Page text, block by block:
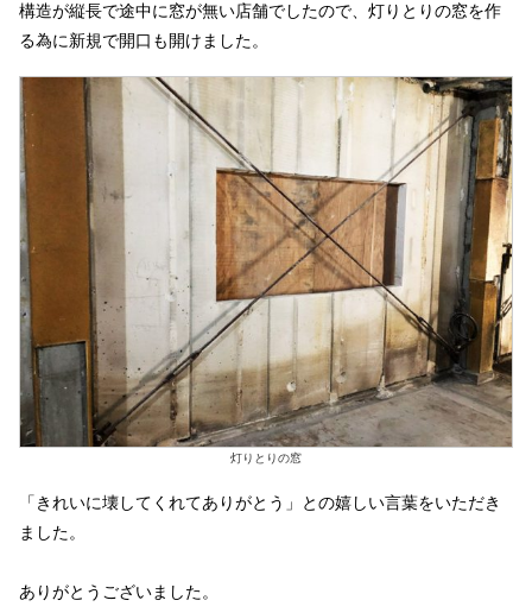
構造が縦長で途中に窓が無い店舗でしたので、灯りとりの窓を作
る為に新規で開口も開けました。
灯りとりの窓
「きれいに壊してくれてありがとう」との嬉しい言葉をいただき
ました。
ありがとうございました。